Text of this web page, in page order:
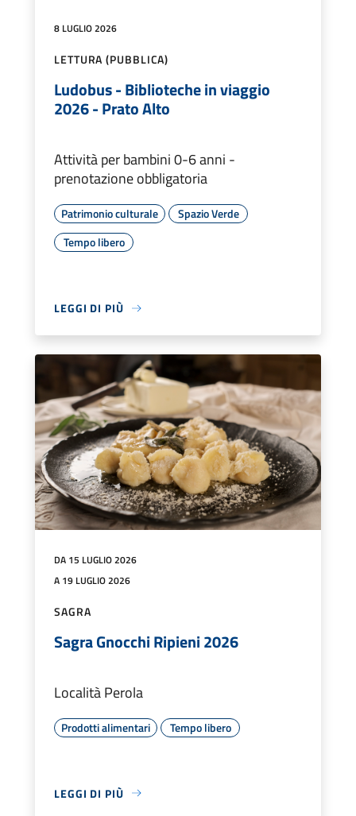
8 LUGLIO 2026
LETTURA (PUBBLICA)
Ludobus - Biblioteche in viaggio
2026 - Prato Alto
Attività per bambini 0-6 anni -
prenotazione obbligatoria
Patrimonio culturale
Spazio Verde
Tempo libero
LEGGI DI PIÙ
DA 15 LUGLIO 2026
A 19 LUGLIO 2026
SAGRA
Sagra Gnocchi Ripieni 2026
Località Perola
Prodotti alimentari Tempo libero
LEGGI DI PIÙ